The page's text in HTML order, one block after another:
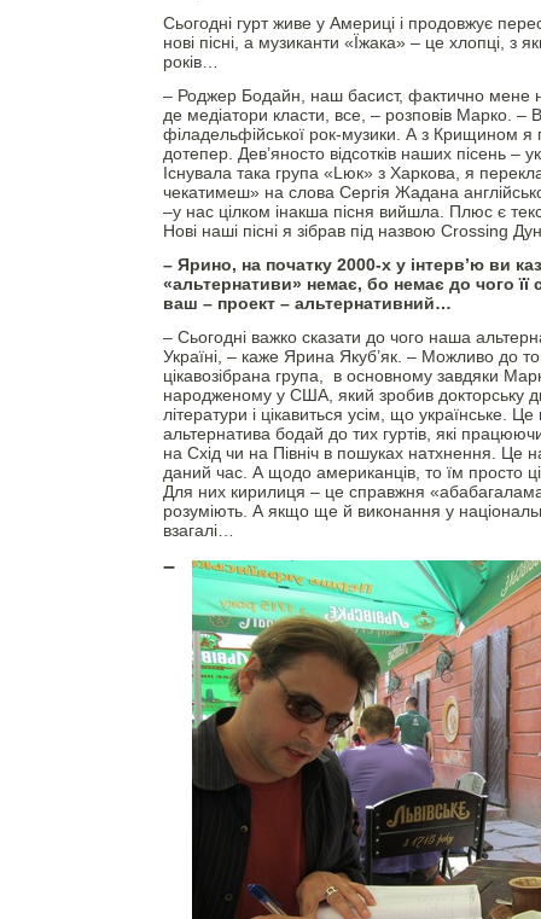
Сьогодні гурт живе у Америці і продовжує
нові пісні, а музиканти «Їжака» – це хлопці, з
років…
– Роджер Бодайн, наш басист, фактично мене
де медіатори класти, все, – розповів Марко. –
філадельфійської рок-музики. А з Крищином я
дотепер. Дев’яносто відсотків наших пісень –
Існувала така група «Lюк» з Харкова, я
чекатимеш» на слова Сергія Жадана
–у нас цілком інакша пісня вийшла. Плюс є
Нові наші пісні я зібрав під назвою Crossing
– Ярино, на початку 2000-х у інтерв’ю ви
«альтернативи» немає, бо немає до чого її
ваш – проект – альтернативний…
– Сьогодні важко сказати до чого наша
Україні, – каже Ярина Якуб’як. – Можливо до
цікавозібрана група, в основному завдяки
народженому у США, який зробив докторську
літератури і цікавиться усім, що українське.
альтернатива бодай до тих гуртів, які
на Схід чи на Північ в пошуках натхнення. Це
даний час. А щодо американців, то їм просто
Для них кирилиця – це справжня
розуміють. А якщо ще й виконання у
взагалі…
–